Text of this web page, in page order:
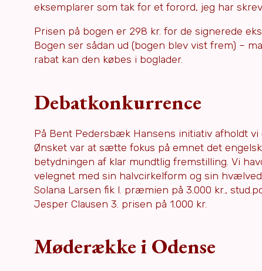
eksemplarer som tak for et forord, jeg har
Prisen på bogen er 298 kr. for de signerede
Bogen ser sådan ud (bogen blev vist frem) –
rabat kan den købes i boglader.
Debatkonkurrence
På Bent Pedersbæk Hansens initiativ afholdt
Ønsket var at sætte fokus på emnet det
betydningen af klar mundtlig fremstilling. Vi
velegnet med sin halvcirkelform og sin
Solana Larsen fik l. præmien på 3.000 kr.,
Jesper Clausen 3. prisen på 1.000 kr.
Møderække i Odense